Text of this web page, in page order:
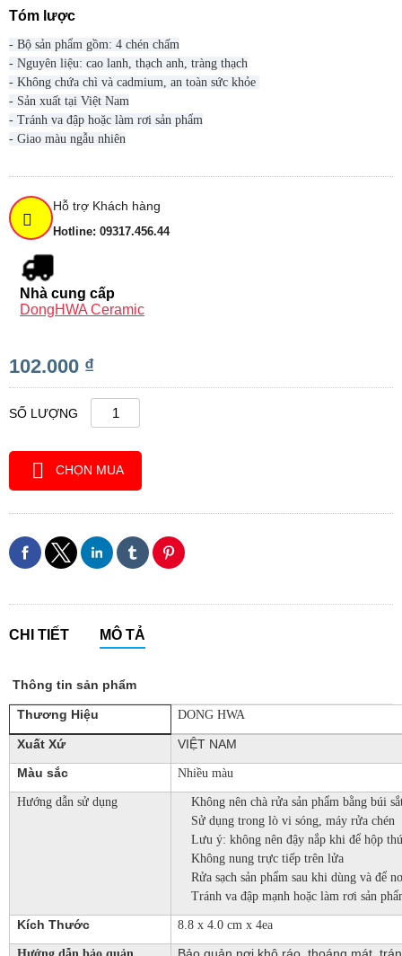
Tóm lược
- Bộ sản phẩm gồm: 4 chén chấm
- Nguyên liệu: cao lanh, thạch anh, tràng thạch
- Không chứa chì và cadmium, an toàn sức khỏe
- Sản xuất tại Việt Nam
- Tránh va đập hoặc làm rơi sản phẩm
- Giao màu ngẫu nhiên
Hỗ trợ Khách hàng
Hotline: 09317.456.44
Nhà cung cấp
DongHWA Ceramic
102.000 ₫
SỐ LƯỢNG
CHỌN MUA
CHI TIẾT MÔ TẢ
Thông tin sản phẩm
Thương Hiệu DONG HWA
Xuất Xứ
VIỆT NAM
Màu sắc
Nhiều màu
Hướng dẫn sử dụng
Không nên chà rửa sản phẩm bằng búi
Sử dụng trong lò vi sóng, máy rửa chén
Lưu ý: không nên đậy nắp khi để hộp
Không nung trực tiếp trên lửa
Rửa sạch sản phẩm sau khi dùng và để
Tránh va đập mạnh hoặc làm rơi sản
Kích Thước 8.8 x 4.0 cm x 4ea